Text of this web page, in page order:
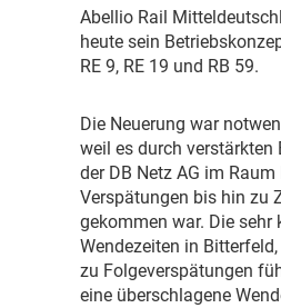
Abellio Rail
heute sein
RE 9, RE 19 und RB 59.
Die Neuerung war
weil es durch verstärkten
der DB Netz AG im Raum
Verspätungen bis hin zu
gekommen war. Die sehr
Wendezeiten in
zu Folgeverspätungen
eine überschlagene